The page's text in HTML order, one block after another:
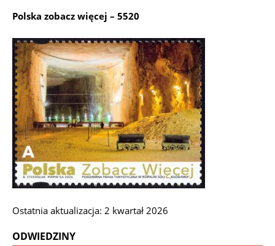
Polska zobacz więcej – 5520
Ostatnia aktualizacja: 2 kwartał 2026
ODWIEDZINY